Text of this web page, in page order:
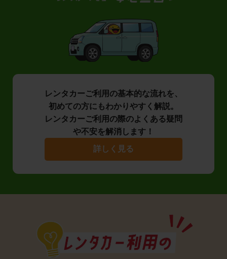
レンタカーご利用の基本的な流れを、
初めての方にもわかりやすく解説。
レンタカーご利用の際のよくある疑問
や不安を解消します！
詳しく見る